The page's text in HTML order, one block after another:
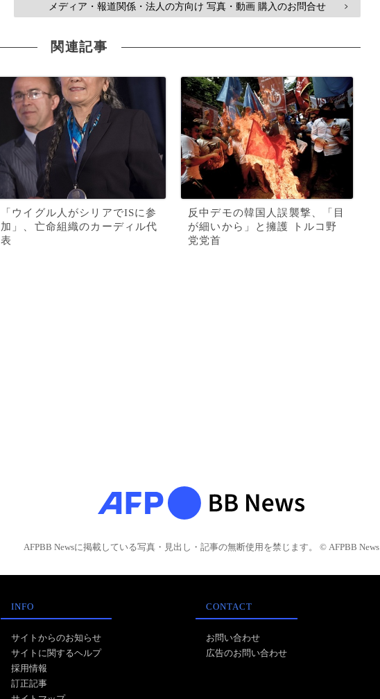
メディア・報道関係・法人の方向け 写真・動画 購入のお問合せ >
関連記事
「ウイグル人がシリアでISに参
加」、亡命組織のカーディル代
表
反中デモの韓国人誤襲撃、「目
が細いから」と擁護 トルコ野
党党首
AFPBB Newsに掲載している写真・見出し・記事の無断使用を禁じます。 © AFPBB News
INFO
サイトからのお知らせ
サイトに関するヘルプ
採用情報
訂正記事
CONTACT
お問い合わせ
広告のお問い合わせ